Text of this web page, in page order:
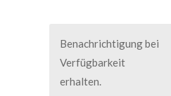
Benachrichtigung bei
Verfügbarkeit
erhalten.